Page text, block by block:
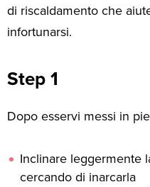
di riscaldamento che
infortunarsi.
Step 1
Dopo esservi messi in
Inclinare leggermente
cercando di inarcarla